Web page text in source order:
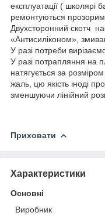
експлуатації ( школярі
ремонтуються прозорим
Двухсторонний скотч
«Антисиліконом»,
У разі потреби
У разі потрапляння на
натягується за
жаль, цю якість іноді
зменшуючи лінійний
Приховати
Характеристики
Основні
Виробник